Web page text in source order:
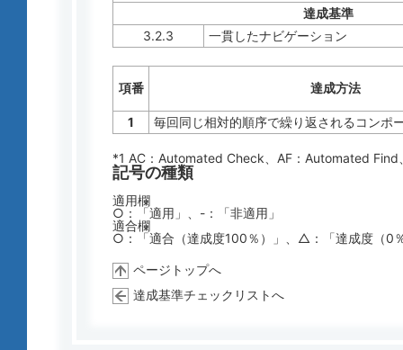
達成基準
3.2.3
一貫したナビゲーション
項番 達成方法
1 毎回同じ相対的順序で繰り返されるコンポ
*1 AC： Automated Check 、AF： Automated Find
記号の種類
適用欄
○：「適用」、-：「非適用」
適合欄
○：「適合（達成度100％）」、△：「達成度（0
ページトップへ
達成基準チェックリストへ